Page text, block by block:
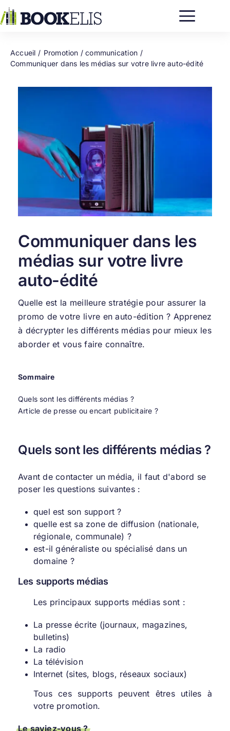
au
contenu
Accueil
Promotion / communication
Communiquer dans les médias sur votre livre auto-édité
Communiquer dans les
médias sur votre livre
auto-édité
Quelle est la meilleure stratégie pour assurer la
promo de votre livre en auto-édition ? Apprenez
à décrypter les différents médias pour mieux les
aborder et vous faire connaître.
Sommaire
Quels sont les différents médias ?
Article de presse ou encart publicitaire ?
Quels sont les différents médias ?
Avant de contacter un média, il faut d'abord se
poser les questions suivantes :
quel est son support ?
quelle est sa zone de diffusion (nationale,
régionale, communale) ?
est-il généraliste ou spécialisé dans un
domaine ?
Les supports médias
Les principaux supports médias sont :
La presse écrite (journaux, magazines,
bulletins)
La radio
La télévision
Internet (sites, blogs, réseaux sociaux)
Tous ces supports peuvent êtres utiles à
votre promotion.
Le saviez-vous ?